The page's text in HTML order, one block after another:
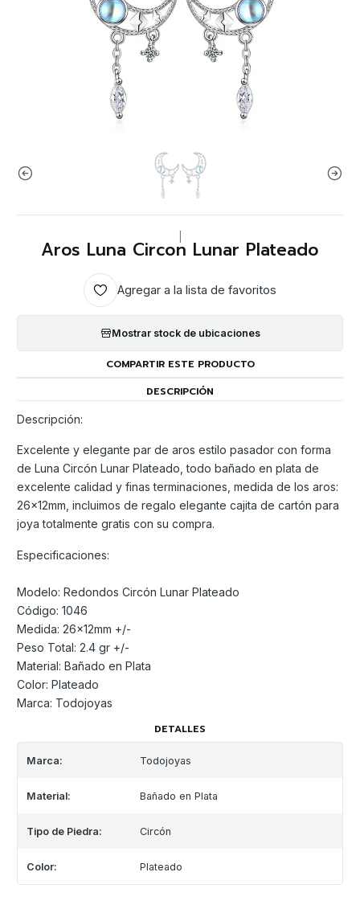
Aros Luna Circon Lunar Plateado
Agregar a la lista de favoritos
Mostrar stock de ubicaciones
COMPARTIR ESTE PRODUCTO
DESCRIPCIÓN
Descripción:
Excelente y elegante par de aros estilo pasador con forma
de Luna Circón Lunar Plateado, todo bañado en plata de
excelente calidad y finas terminaciones, medida de los aros:
26x12mm, incluimos de regalo elegante cajita de cartón para
joya totalmente gratis con su compra.
Especificaciones:
Modelo: Redondos Circón Lunar Plateado
Código: 1046
Medida: 26x12mm +/-
Peso Total: 2.4 gr +/-
Material: Bañado en Plata
Color: Plateado
Marca: Todojoyas
DETALLES
Marca: Todojoyas
Material: Bañado en Plata
Tipo de Piedra: Circón
Color: Plateado